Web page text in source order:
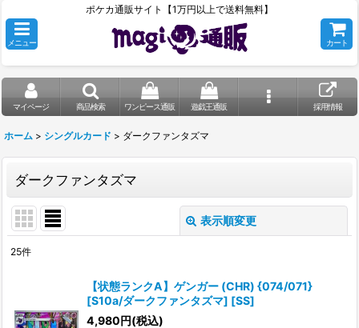
ポケカ通販サイト【1万円以上で送料無料】
メニュー カート
マイページ 商品検索 ワンピース通販 遊戯王通販 採用情報
ホーム > シングルカード > ダークファンタズマ
ダークファンタズマ
表示順変更
25件
【状態ランクA】ゲンガー (CHR) {074/071}
[S10a/ダークファンタズマ] [SS]
4,980円(税込)